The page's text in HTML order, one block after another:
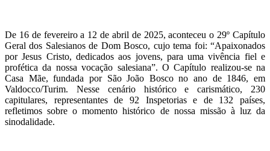
De 16 de fevereiro a 12 de abril de 2025, aconteceu o 29º Capítulo
Geral dos Salesianos de Dom Bosco, cujo tema foi: “Apaixonados
por Jesus Cristo, dedicados aos jovens, para uma vivência fiel e
profética da nossa vocação salesiana”. O Capítulo realizou-se na
Casa Mãe, fundada por São João Bosco no ano de 1846, em
Valdocco/Turim. Nesse cenário histórico e carismático, 230
capitulares, representantes de 92 Inspetorias e de 132 países,
refletimos sobre o momento histórico de nossa missão à luz da
sinodalidade.